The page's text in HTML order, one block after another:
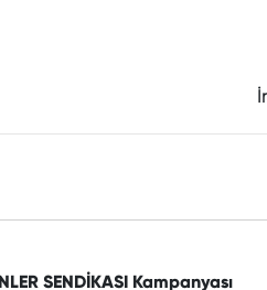
SENDİKASI Kampanyası